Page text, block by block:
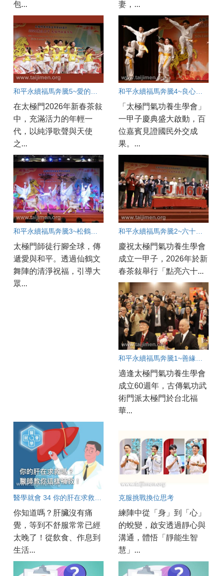
包... 妻，...
和平永續福馬奔騰5~愛的天使賜福人間
在太極門2026年新春茶敍
中，充滿活力的年輕一
代，以純淨歌聲與天使
之...
和平永續福馬奔騰4~良心英雄情滿人間
「太極門氣功養生學會」
一甲子慶典盛大啟動，百
位嘉賓見證國民外交成
果。...
太極門師徒行腳全球，傳
遞愛與和平。透過仙鶴文
舞陣的清淨祝福，引導大
眾...
慶祝太極門氣功養生學會
成立一甲子，2026年於新
春茶敍舉行「點亮六十...
適逢太極門氣功養生學會
成立60週年，古傳氣功武
術門派太極門於台北福
華...
醫學就會 34 你的肝在求救嗎？醫師教你這樣補救！
你知道嗎？肝臟沒有痛
覺，等到不舒服常常已經
太晚了！從飲食、作息到
生活...
克服挑戰換位思考
練陣中從「身」到「心」
的蛻變，啟安透過靜心與
溝通，體悟「靜能生智
慧」...